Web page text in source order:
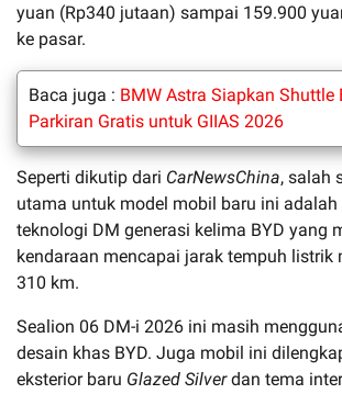
yuan (Rp340 jutaan) sampai 159.900
ke pasar.
Baca juga : BMW Astra Siapkan Shuttle
Parkiran Gratis untuk GIIAS 2026
Seperti dikutip dari CarNewsChina, salah
utama untuk model mobil baru ini adalah
teknologi DM generasi kelima BYD yang
kendaraan mencapai jarak tempuh listrik
310 km.
Sealion 06 DM-i 2026 ini masih
desain khas BYD. Juga mobil ini
eksterior baru Glazed Silverdan tema